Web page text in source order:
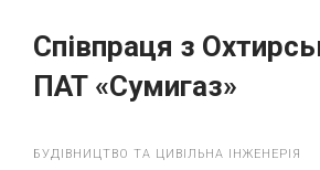
Cпівпраця з
ПАТ «Сумигаз»
БУДІВНИЦТВО ТА ЦИВІЛЬНА ІНЖЕНЕРІЯ